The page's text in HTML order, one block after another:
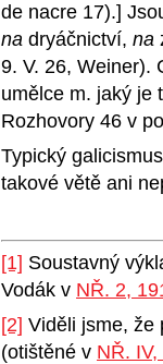
de nacre 17).]
na dryáčnictví, na
9. V. 26, Weiner).
umělce m. jaký je
Rozhovory 46 v
Typický
takové větě ani
[1] Soustavný
Vodák v NŘ. 2,
[2] Viděli jsme, že
(otištěné v NŘ.